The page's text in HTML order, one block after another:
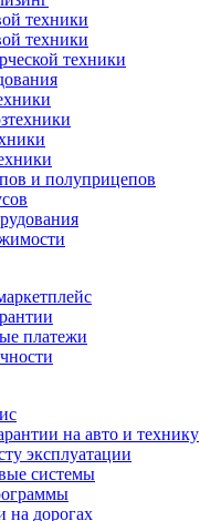
техники
техники
техники
и полуприцепов
платежи
на авто и технику
эксплуатации
системы
дорогах